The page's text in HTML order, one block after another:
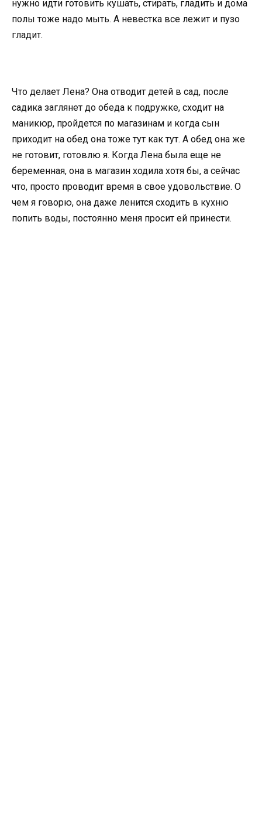
нужно идти готовить кушать, стирать, гладить и дома
полы тоже надо мыть. А невестка все лежит и пузо
гладит.
Что делает Лена? Она отводит детей в сад, после
садика заглянет до обеда к подружке, сходит на
маникюр, пройдется по магазинам и когда сын
приходит на обед она тоже тут как тут. А обед она же
не готовит, готовлю я. Когда Лена была еще не
беременная, она в магазин ходила хотя бы, а сейчас
что, просто проводит время в свое удовольствие. О
чем я говорю, она даже ленится сходить в кухню
попить воды, постоянно меня просит ей принести.